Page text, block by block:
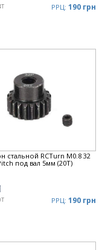
РРЦ: 190 грн
стальной RCTurn M0.8 32
под вал 5мм (20T)
РРЦ: 190 грн